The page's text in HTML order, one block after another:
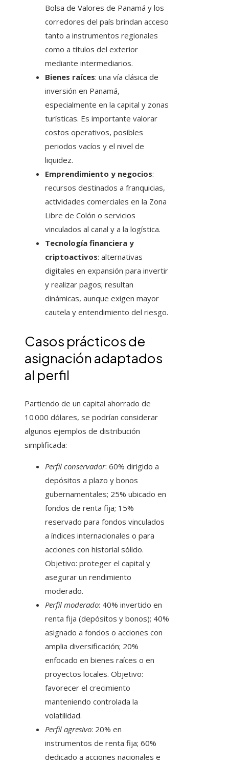
Bolsa de Valores de Panamá y los
corredores del país brindan acceso
tanto a instrumentos regionales
como a títulos del exterior
mediante intermediarios.
Bienes raíces: una vía clásica de
inversión en Panamá,
especialmente en la capital y zonas
turísticas. Es importante valorar
costos operativos, posibles
periodos vacíos y el nivel de
liquidez.
Emprendimiento y negocios:
recursos destinados a franquicias,
actividades comerciales en la Zona
Libre de Colón o servicios
vinculados al canal y a la logística.
Tecnología financiera y
criptoactivos: alternativas
digitales en expansión para invertir
y realizar pagos; resultan
dinámicas, aunque exigen mayor
cautela y entendimiento del riesgo.
Casos prácticos de
asignación adaptados
al perfil
Partiendo de un capital ahorrado de
10 000 dólares, se podrían considerar
algunos ejemplos de distribución
simplificada:
Perfil conservador: 60% dirigido a
depósitos a plazo y bonos
gubernamentales; 25% ubicado en
fondos de renta fija; 15%
reservado para fondos vinculados
a índices internacionales o para
acciones con historial sólido.
Objetivo: proteger el capital y
asegurar un rendimiento
moderado.
Perfil moderado: 40% invertido en
renta fija (depósitos y bonos); 40%
asignado a fondos o acciones con
amplia diversificación; 20%
enfocado en bienes raíces o en
proyectos locales. Objetivo:
favorecer el crecimiento
manteniendo controlada la
volatilidad.
Perfil agresivo: 20% en
instrumentos de renta fija; 60%
dedicado a acciones nacionales e